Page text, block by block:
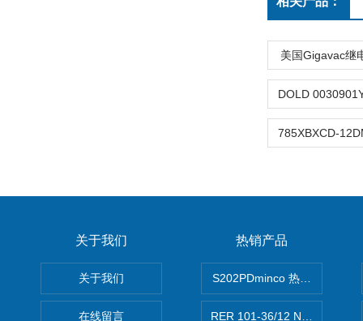
美国Gigavac继
关于我们
关于我们
在线留言
热销产品
S202PDminco 热电阻
RER 101-36/12 NHH离心